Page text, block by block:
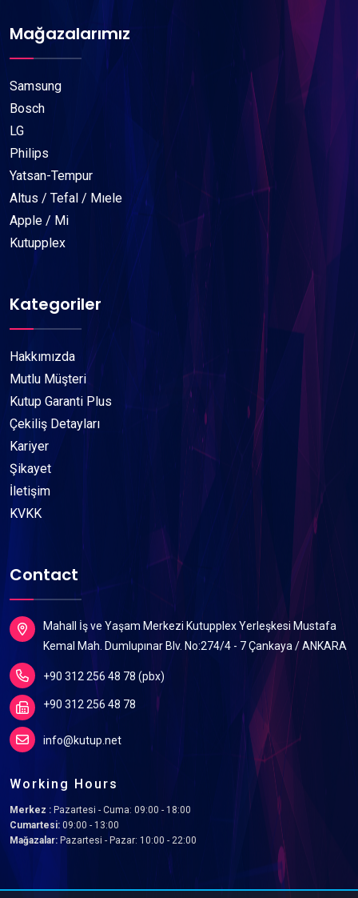
Mağazalarımız
Samsung
Bosch
LG
Philips
Yatsan-Tempur
Altus / Tefal / Mıele
Apple / Mi
Kutupplex
Kategoriler
Hakkımızda
Mutlu Müşteri
Kutup Garanti Plus
Çekiliş Detayları
Kariyer
Şikayet
İletişim
KVKK
Contact
Mahall İş ve Yaşam Merkezi Kutupplex Yerleşkesi Mustafa
Kemal Mah. Dumlupınar Blv. No:274/4 - 7 Çankaya / ANKARA
+90 312 256 48 78 (pbx)
+90 312 256 48 78
info@kutup.net
Working Hours
Merkez : Pazartesi - Cuma: 09:00 - 18:00
Cumartesi: 09:00 - 13:00
Mağazalar: Pazartesi - Pazar: 10:00 - 22:00